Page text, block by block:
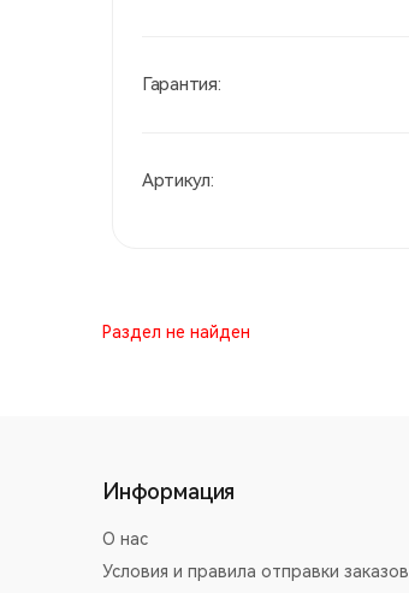
Гарантия:
Артикул:
Раздел не найден
Информация
О нас
Условия и правила отправки заказов